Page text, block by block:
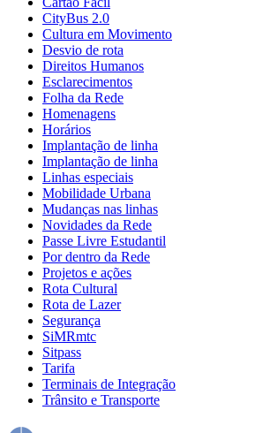
CityBus 2.0
Cultura em Movimento
Desvio de rota
Direitos Humanos
Esclarecimentos
Folha da Rede
Homenagens
Horários
Implantação de linha
Implantação de linha
Linhas especiais
Mobilidade Urbana
Mudanças nas linhas
Novidades da Rede
Passe Livre Estudantil
Por dentro da Rede
Projetos e ações
Rota Cultural
Rota de Lazer
Segurança
SiMRmtc
Sitpass
Tarifa
Terminais de Integração
Trânsito e Transporte